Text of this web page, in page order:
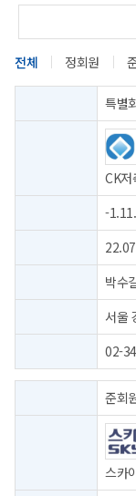
전체 정회원
특별
CK저
-
박수
서울
02-
준회
스카